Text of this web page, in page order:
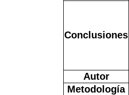
Conclusiones
Autor
Metodología